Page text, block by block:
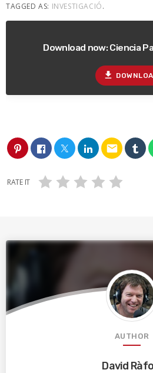
TAGGED AS: INVESTIGACIÓ.
Download now: Ciencia
file_download
email
RATE IT
AUTHOR
David